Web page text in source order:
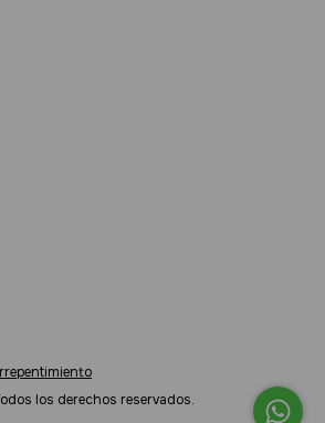
los derechos reservados.